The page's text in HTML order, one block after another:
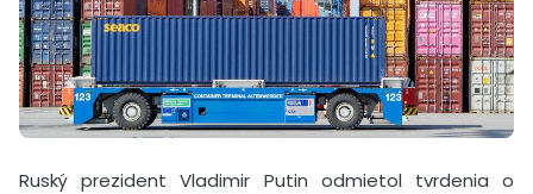
Ruský prezident Vladimir Putin odmietol tvrdenia o